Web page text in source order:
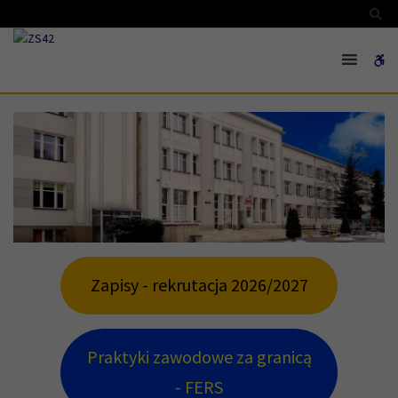
Światowy
Mnożenia
Zapisy - rekrutacja 2026/2027
Praktyki zawodowe za granicą
- FERS